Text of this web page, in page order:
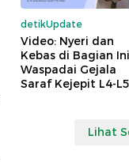
detikUpdate
Video: Nyeri dan
Kebas di Bagian
Waspadai Gejala
Saraf Kejepit L4-L5
Lihat